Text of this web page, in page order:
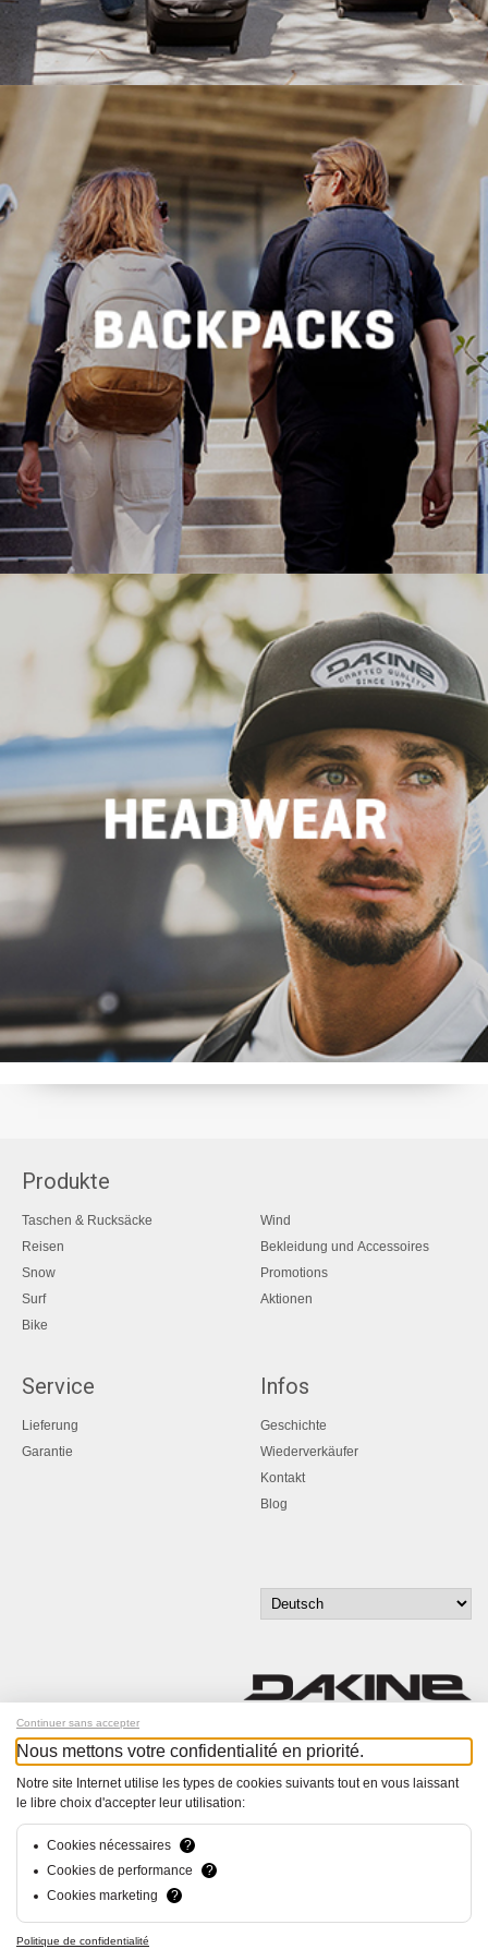
Produkte
Taschen & Rucksäcke
Reisen
Snow
Surf
Bike
Wind
Bekleidung und Accessoires
Promotions
Aktionen
Service
Lieferung
Garantie
Infos
Geschichte
Wiederverkäufer
Kontakt
Blog
Melde dich für unseren Newsletter an!
Alle Rechte vorbehalten
hsolutions.ch
Continuer sans accepter
Nous mettons votre confidentialité en priorité.
Notre site Internet utilise les types de cookies suivants tout en vous laissant
le libre choix d'accepter leur utilisation:
Cookies nécessaires
?
Cookies de performance
?
Cookies marketing
?
Politique de confidentialité